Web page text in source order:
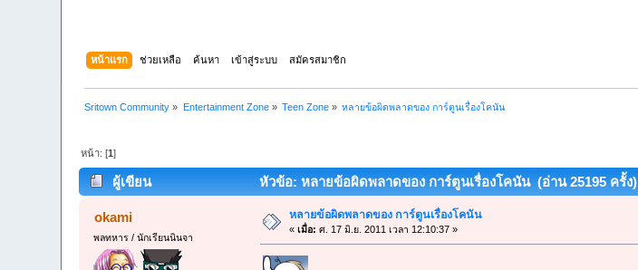
หน้าแรก ช่วยเหลือ ค้นหา เข้าสู่ระบบ สมัครสมาชิก
Sritown Community » Entertainment Zone» Teen Zone » หลายข้อผิดพลาดของ การ์ตูนเรื่องโคนัน
หน้า: [1]
ผู้เขียน หัวข้อ: หลายข้อผิดพลาดของ การ์ตูนเรื่องโคนัน (อ่าน 25195 ครั้ง)
okami
พลทหาร / นักเรียนนินจา
หลายข้อผิดพลาดของ การ์ตูนเรื่องโคนัน
«เมื่อ: ศ. 17 มิ.ย. 2011 เวลา 12:10:37 »